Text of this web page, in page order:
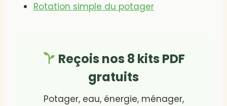
Rotation simple du potager
Reçois nos 8 kits PDF
gratuits
Potager, eau, énergie, ménager,